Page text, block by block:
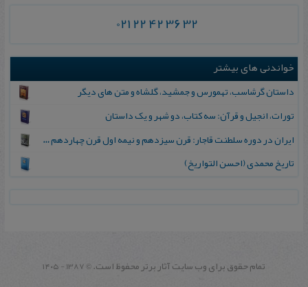
021 22 42 36 32
خواندنی های بیشتر
داس‍ت‍ان‌ گ‍رش‍اس‍ب‌، ت‍ه‍م‍ورس‌ و ج‍م‍شید، گ‍ل‍ش‍اه‌ و م‍ت‍ن‌ ه‍ای‌ دیگ‍ر
تورات، انجیل و قرآن: سه کتاب، دو شهر و یک داستان
ایران در دوره سلطنت قاجار: قرن سیزدهم و نیمه اول قرن چهاردهم ه.ق
تاریخ محمدی (احسن التواریخ)
تمام حقوق برای وب سايت آثار برتر محفوظ است. ©